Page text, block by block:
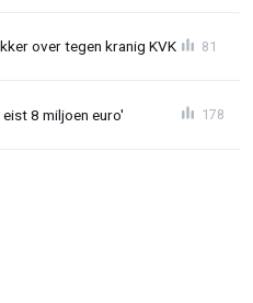
over tegen kranig KVK 81
8 miljoen euro' 178